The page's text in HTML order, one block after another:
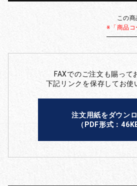
この
※「商品コ
FAXでのご注文も賜って
下記リンクを保存してお使
注文用紙をダウン
（PDF形式：